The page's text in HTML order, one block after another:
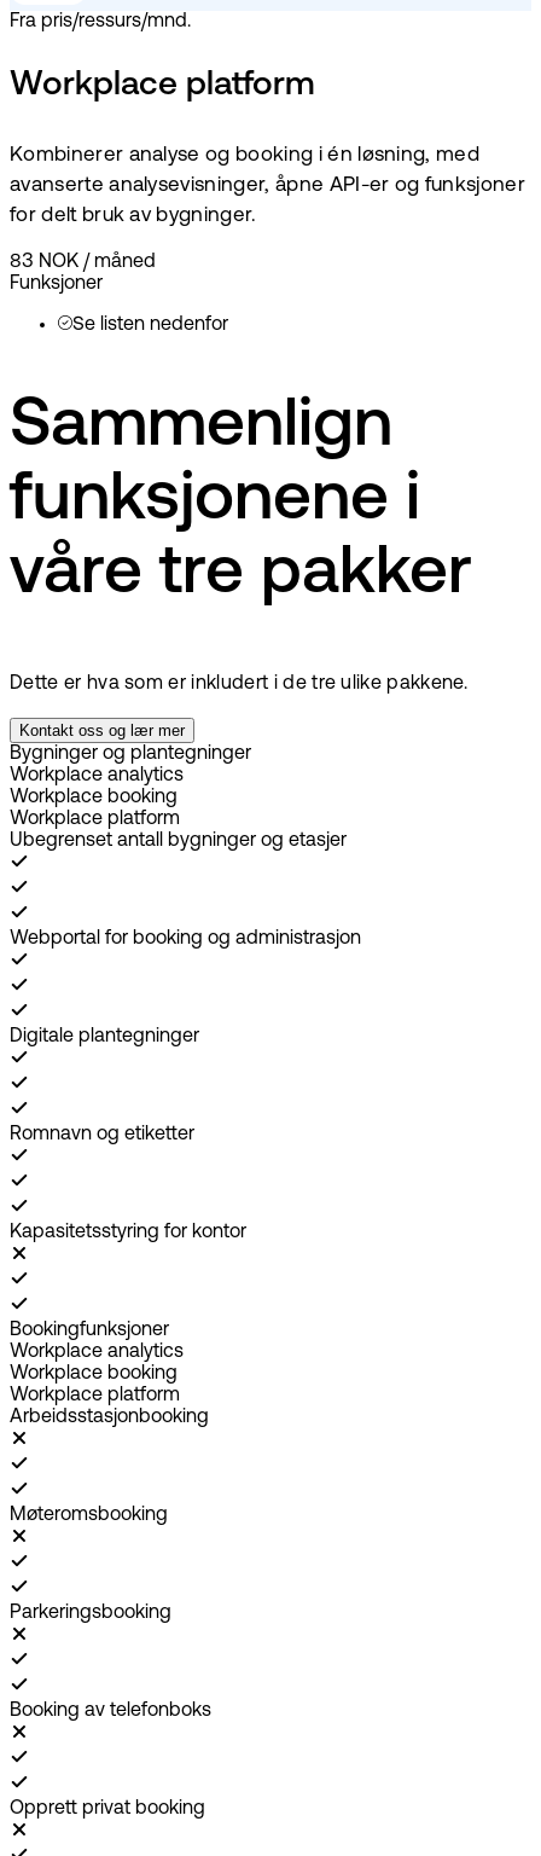
Fra pris/ressurs/mnd.
Workplace platform
Kombinerer analyse og booking i én løsning, med
avanserte analysevisninger, åpne API-er og funksjoner
for delt bruk av bygninger.
83 NOK / måned
Funksjoner
Se listen nedenfor
Sammenlign
funksjonene i
våre tre pakker
Dette er hva som er inkludert i de tre ulike pakkene.
Kontakt oss og lær mer
Bygninger og plantegninger
Workplace analytics
Workplace booking
Workplace platform
Ubegrenset antall bygninger og etasjer
Webportal for booking og administrasjon
Digitale plantegninger
Romnavn og etiketter
Kapasitetsstyring for kontor
Bookingfunksjoner
Workplace analytics
Workplace booking
Workplace platform
Arbeidsstasjonbooking
Møteromsbooking
Parkeringsbooking
Booking av telefonboks
Opprett privat booking